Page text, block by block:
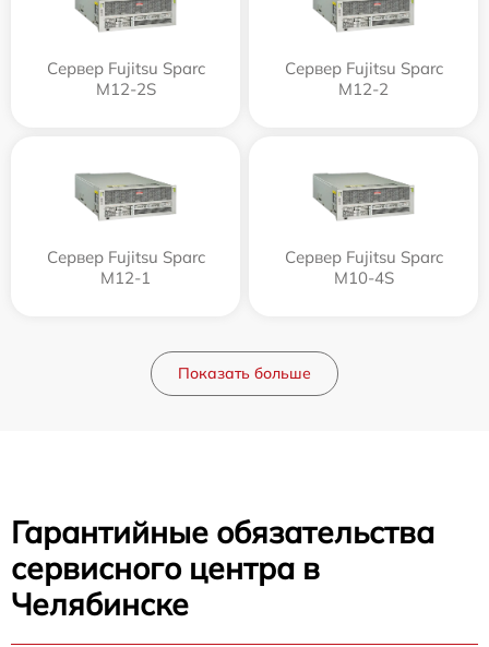
Сервер Fujitsu Sparc
M12-2S
Сервер Fujitsu Sparc
M12-2
Сервер Fujitsu Sparc
M12-1
Сервер Fujitsu Sparc
M10-4S
Показать больше
Гарантийные обязательства
сервисного центра в
Челябинске